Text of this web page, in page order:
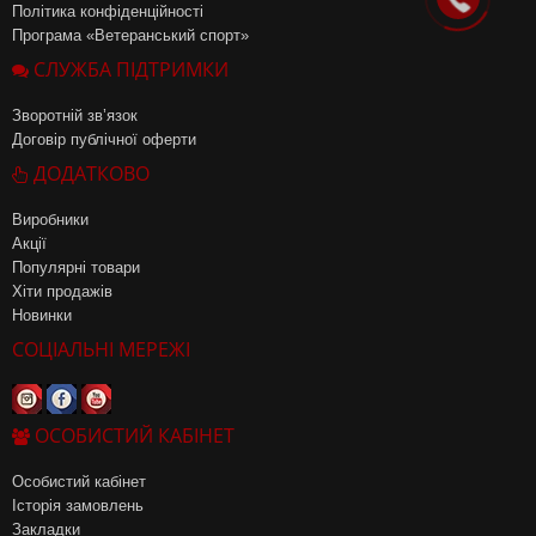
Політика конфіденційності
Програма «Ветеранський спорт»
СЛУЖБА ПІДТРИМКИ
Зворотній зв’язок
Договір публічної оферти
ДОДАТКОВО
Виробники
Акції
Популярні товари
Хіти продажів
Новинки
СОЦІАЛЬНІ МЕРЕЖІ
ОСОБИСТИЙ КАБІНЕТ
Особистий кабінет
Історія замовлень
Закладки